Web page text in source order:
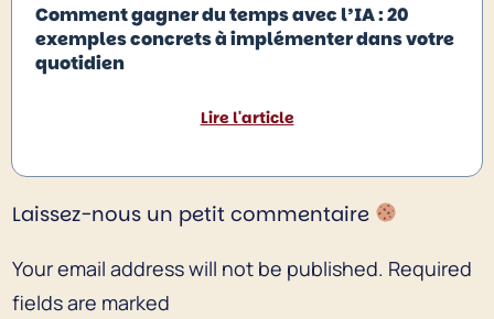
Comment gagner du temps avec l’IA : 20
exemples concrets à implémenter dans votre
quotidien
Lire l'article
Laissez-nous un petit commentaire
Your email address will not be published. Required
fields are marked